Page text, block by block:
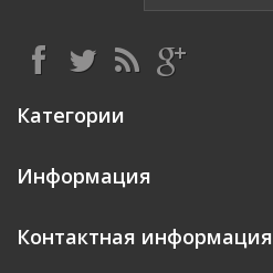
Категории
Информация
Контактная информация